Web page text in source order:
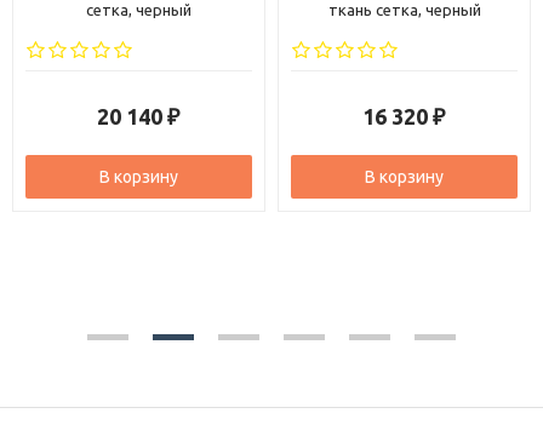
сетка, черный
20 140 ₽
В корзину
ткань сетка, черный
16 320 ₽
В корзину